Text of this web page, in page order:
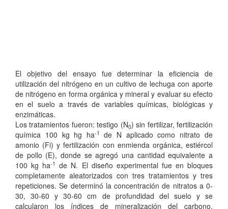
El objetivo del ensayo fue determinar la eficiencia de
utilización del nitrógeno en un cultivo de lechuga con aporte
de nitrógeno en forma orgánica y mineral y evaluar su efecto
en el suelo a través de variables químicas, biológicas y
enzimáticas.
Los tratamientos fueron: testigo (N0) sin fertilizar, fertilización
química 100 kg hg ha-1 de N aplicado como nitrato de
amonio (Fi) y fertilización con enmienda orgánica, estiércol
de pollo (E), donde se agregó una cantidad equivalente a
100 kg ha-1 de N. El diseño experimental fue en bloques
completamente aleatorizados con tres tratamientos y tres
repeticiones. Se determinó la concentración de nitratos a 0-
30, 30-60 y 30-60 cm de profundidad del suelo y se
calcularon los índices de mineralización del carbono,